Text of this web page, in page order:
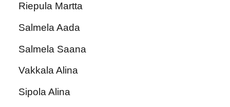
Riepula Martta
Salmela Aada
Salmela Saana
Vakkala Alina
Sipola Alina